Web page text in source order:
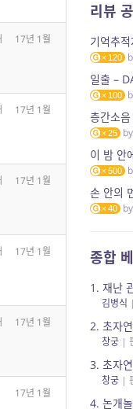
17년 1월
17년 1월
17년 1월
17년 1월
17년 1월
17년 1월
리뷰
기억추
120
일출 –
100
층간소
25 by
이 밤 안
500
손 안의
40 by
종합
1. 재난
김병식 |
2. 초자연현
창궁 |
3. 초자
창궁 |
4. 논개